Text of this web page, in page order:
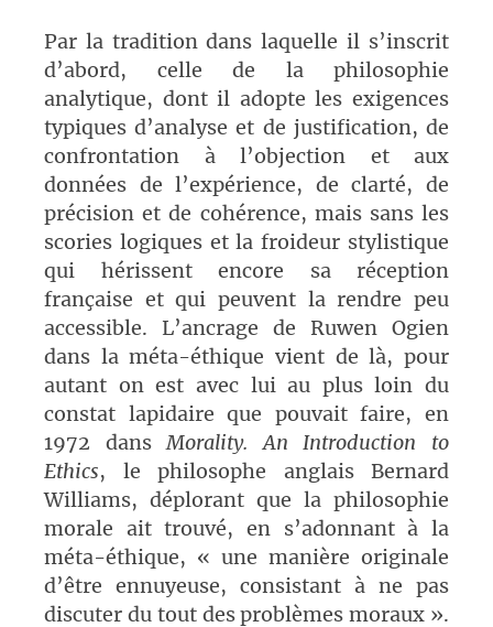
Par la tradition dans laquelle il s’inscrit
d’abord, celle de la philosophie
analytique, dont il adopte les exigences
typiques d’analyse et de justification, de
confrontation à l’objection et aux
données de l’expérience, de clarté, de
précision et de cohérence, mais sans les
scories logiques et la froideur stylistique
qui hérissent encore sa réception
française et qui peuvent la rendre peu
accessible. L’ancrage de Ruwen Ogien
dans la méta-éthique vient de là, pour
autant on est avec lui au plus loin du
constat lapidaire que pouvait faire, en
1972 dansMorality. An Introduction to
Ethics, le philosophe anglais Bernard
Williams, déplorant que la philosophie
morale ait trouvé, en s’adonnant à la
méta-éthique, « une manière originale
d’être ennuyeuse, consistant à ne pas
discuter du tout des problèmes moraux ».